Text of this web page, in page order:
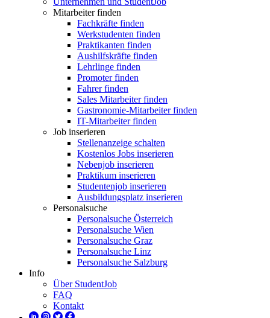
Mitarbeiter finden
Fachkräfte finden
Werkstudenten finden
Praktikanten finden
Aushilfskräfte finden
Lehrlinge finden
Promoter finden
Fahrer finden
Sales Mitarbeiter finden
Gastronomie-Mitarbeiter finden
IT-Mitarbeiter finden
Job inserieren
Stellenanzeige schalten
Kostenlos Jobs inserieren
Nebenjob inserieren
Praktikum inserieren
Studentenjob inserieren
Ausbildungsplatz inserieren
Personalsuche
Personalsuche Österreich
Personalsuche Wien
Personalsuche Graz
Personalsuche Linz
Personalsuche Salzburg
Info
Über StudentJob
FAQ
Kontakt